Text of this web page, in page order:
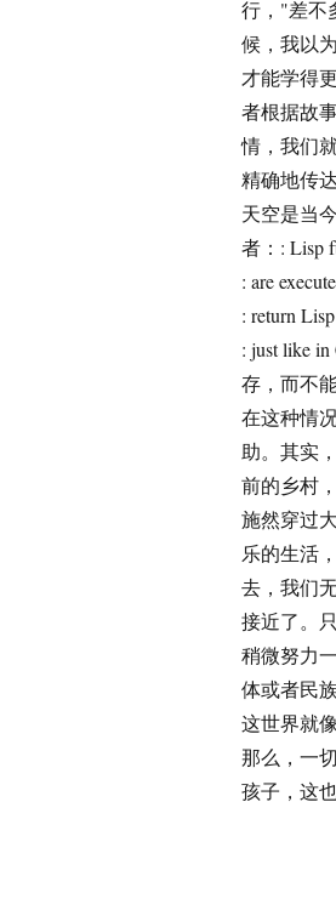
行，"差不
候，我以
才能学得
者根据故
情，我们
精确地传
天空是当
者：: Lisp
: are
: return
: just like
存，而不
在这种情
助。其实
前的乡村
施然穿过
乐的生活
去，我们
接近了。
稍微努力
体或者民
这世界就
那么，一
孩子，这